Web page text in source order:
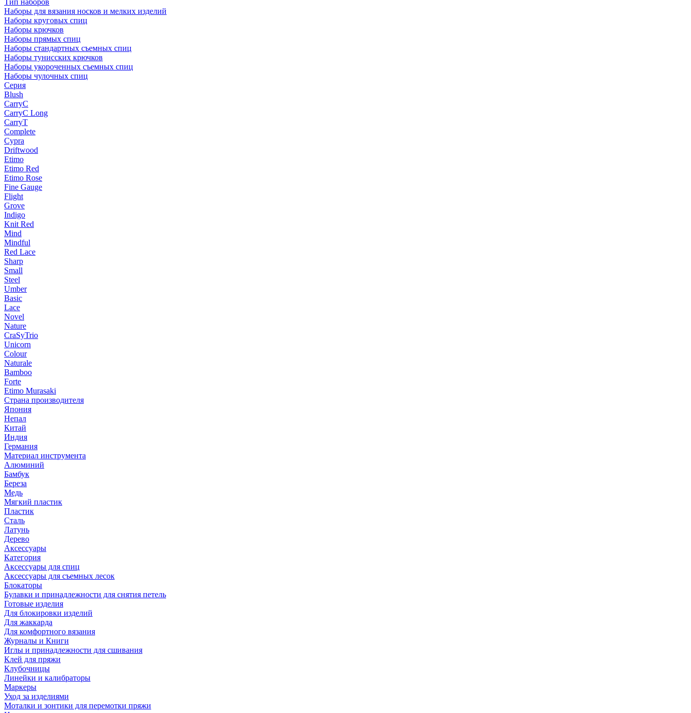
Тип наборов
Наборы для вязания носков и мелких изделий
Наборы круговых спиц
Наборы крючков
Наборы прямых спиц
Наборы стандартных съемных спиц
Наборы тунисских крючков
Наборы укороченных съемных спиц
Наборы чулочных спиц
Серия
Blush
CarryC
CarryC Long
CarryT
Complete
Cypra
Driftwood
Etimo
Etimo Red
Etimo Rose
Fine Gauge
Flight
Grove
Indigo
Knit Red
Mind
Mindful
Red Lace
Sharp
Small
Steel
Umber
Basic
Lace
Novel
Nature
CraSyTrio
Unicorn
Colour
Naturale
Bamboo
Forte
Etimo Murasaki
Страна производителя
Япония
Непал
Китай
Индия
Германия
Материал инструмента
Алюминий
Бамбук
Береза
Медь
Мягкий пластик
Пластик
Сталь
Латунь
Дерево
Аксессуары
Категория
Аксессуары для спиц
Аксессуары для съемных лесок
Блокаторы
Булавки и принадлежности для снятия петель
Готовые изделия
Для блокировки изделий
Для жаккарда
Для комфортного вязания
Журналы и Книги
Иглы и принадлежности для сшивания
Клей для пряжи
Клубочницы
Линейки и калибраторы
Маркеры
Уход за изделиями
Моталки и зонтики для перемотки пряжи